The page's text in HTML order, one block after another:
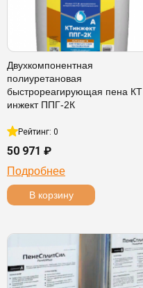
Двухкомпонентная
полиуретановая
быстрореагирующая пена КТ
инжект ППГ-2К
Рейтинг: 0
50 971 ₽
Подробнее
В корзину